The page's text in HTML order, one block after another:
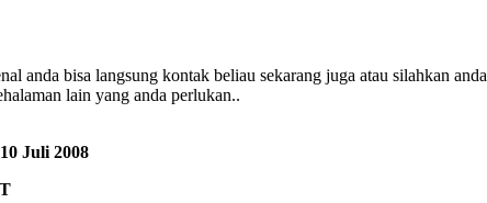
anda bisa langsung kontak beliau sekarang juga atau silahkan anda
lain yang anda perlukan..
Juli 2008